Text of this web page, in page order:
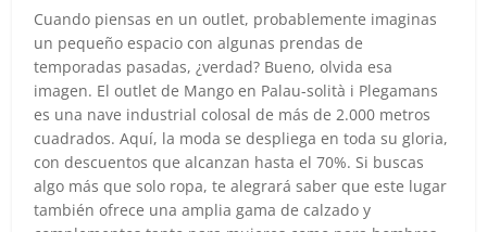
Cuando piensas en un outlet, probablemente imaginas
un pequeño espacio con algunas prendas de
temporadas pasadas, ¿verdad? Bueno, olvida esa
imagen. El outlet de Mango en Palau-solità i Plegamans
es una nave industrial colosal de más de 2.000 metros
cuadrados. Aquí, la moda se despliega en toda su gloria,
con descuentos que alcanzan hasta el 70%. Si buscas
algo más que solo ropa, te alegrará saber que este lugar
también ofrece una amplia gama de calzado y